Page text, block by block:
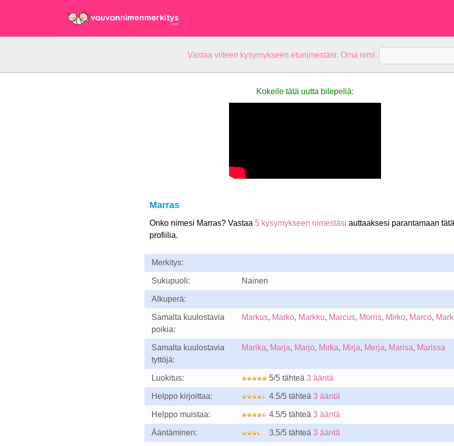
Vastaa viiteen kysymykseen etunimestäsi. Oma nimi:
Kokeile tätä uutta bilepeliä:
Marras
Onko nimesi Marras? Vastaa 5 kysymykseen nimestäsi auttaaksesi parantamaan tätä
profiilia.
Merkitys:
Sukupuoli: Nainen
Alkuperä:
Samalta kuulostavia
poikia:
Markus, Marko, Markku, Marcus, Morris, Mirko, Marco, Mark
Samalta kuulostavia
tyttöjä:
Marika, Marja, Marjo, Mirka, Mirja, Merja, Marisa, Marissa
Luokitus: 5/5 tähteä 3 ääntä
Helppo kirjoittaa: 4.5/5 tähteä 3 ääntä
Helppo muistaa: 4.5/5 tähteä 3 ääntä
Ääntäminen: 3.5/5 tähteä 3 ääntä